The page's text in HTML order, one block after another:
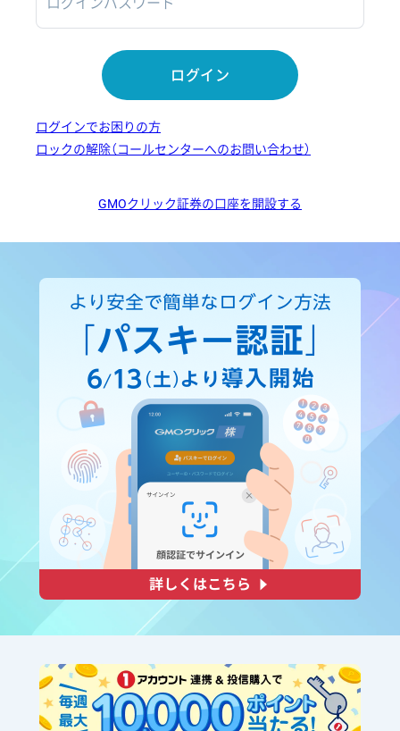
ログイン
ログインでお困りの方
ロックの解除（コールセンターへのお問い合わせ）
GMOクリック証券の口座を開設する